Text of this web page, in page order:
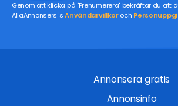
Genom att klicka på "Prenumerera" bekräftar du att
AllaAnnonsers´sAnvändarvillkoroch
Annonsera gratis
Annonsinfo